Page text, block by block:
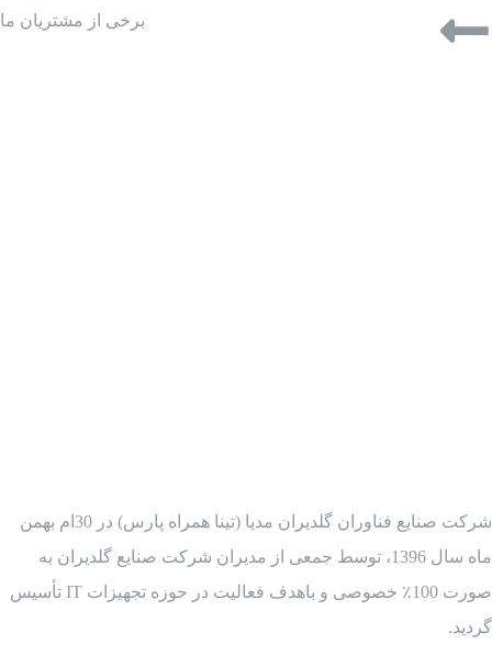
برخی از مشتریان ما
شرکت صنایع فناوران گلدیران مدیا (تینا همراه پارس) در 30ام بهمن
ماه سال 1396، توسط جمعی از مدیران شرکت صنایع گلدیران به
صورت 100٪ خصوصی و باهدف فعالیت در حوزه تجهیزات IT تأسیس
گردید.